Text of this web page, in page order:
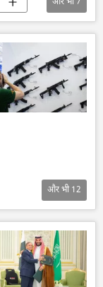
और भी7
और भी12